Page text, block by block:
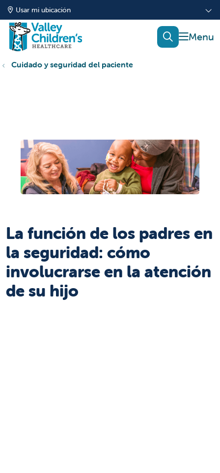
Usar mi ubicación
mostrar
buscar
Cuidado y seguridad del paciente
La función de los padres en
la seguridad: cómo
involucrarse en la atención
de su hijo